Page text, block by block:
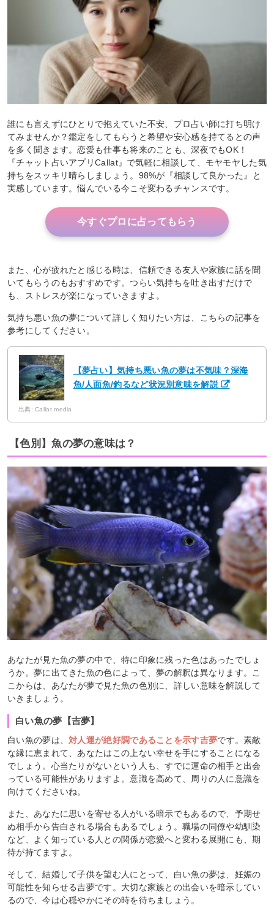
誰にも言えずにひとりで抱えていた不安、プロ占い師に打ち明け
てみませんか？鑑定をしてもらうと希望や安心感を持てるとの声
を多く聞きます。恋愛も仕事も将来のことも、深夜でもOK！
『チャット占いアプリCallat』で気軽に相談して、モヤモヤした気
持ちをスッキリ晴らしましょう。98%が『相談して良かった』と
実感しています。悩んでいる今こそ変わるチャンスです。
今すぐプロに占ってもらう
また、心が疲れたと感じる時は、信頼できる友人や家族に話を聞
いてもらうのもおすすめです。つらい気持ちを吐き出すだけで
も、ストレスが楽になっていきますよ。
気持ち悪い魚の夢について詳しく知りたい方は、こちらの記事を
参考にしてください。
【夢占い】気持ち悪い魚の夢は不気味？深海
魚/人面魚/釣るなど状況別意味を解説
出典: Callat media
【色別】魚の夢の意味は？
あなたが見た魚の夢の中で、特に印象に残った色はあったでしょ
うか。夢に出てきた魚の色によって、夢の解釈は異なります。こ
こからは、あなたが夢で見た魚の色別に、詳しい意味を解説して
いきましょう。
白い魚の夢【吉夢】
白い魚の夢は、対人運が絶好調であることを示す吉夢です。素敵
な縁に恵まれて、あなたはこの上ない幸せを手にすることになる
でしょう。心当たりがないという人も、すでに運命の相手と出会
っている可能性がありますよ。意識を高めて、周りの人に意識を
向けてくださいね。
また、あなたに思いを寄せる人がいる暗示でもあるので、予期せ
ぬ相手から告白される場合もあるでしょう。職場の同僚や幼馴染
など、よく知っている人との関係が恋愛へと変わる展開にも、期
待が持てますよ。
そして、結婚して子供を望む人にとって、白い魚の夢は、妊娠の
可能性を知らせる吉夢です。大切な家族との出会いを暗示してい
るので、今は心穏やかにその時を待ちましょう。